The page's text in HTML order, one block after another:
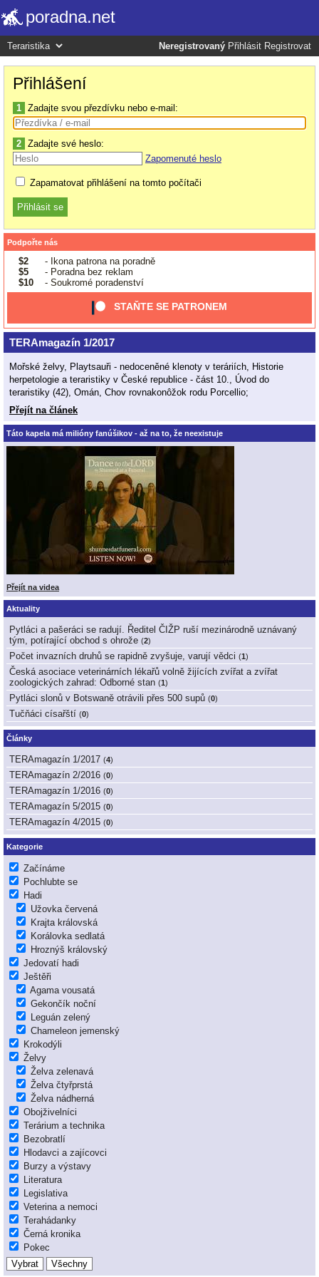
poradna.net
Neregistrovaný Přihlásit Registrovat
Přihlášení
1 Zadajte svou přezdívku nebo e-mail:
2 Zadajte své heslo:
Zapomenuté heslo
Zapamatovat přihlášení na tomto počítači
Podpořte nás
$2
- Ikona patrona na poradně
$5
- Poradna bez reklam
$10
- Soukromé poradenství
STAŇTE SE PATRONEM
TERAmagazín 1/2017
Mořské želvy, Playtsauři - nedoceněné klenoty v teráriích, Historie
herpetologie a teraristiky v České republice - část 10., Úvod do
teraristiky (42), Omán, Chov rovnakonôžok rodu Porcellio;
Přejít na článek
Táto kapela má milióny fanúšikov - až na to, že neexistuje
Přejít na videa
Aktuality
Pytláci a pašeráci se radují. Ředitel ČIŽP ruší mezinárodně uznávaný
tým, potírající obchod s ohrože (2)
Počet invazních druhů se rapidně zvyšuje, varují vědci (1)
Česká asociace veterinárních lékařů volně žijících zvířat a zvířat
zoologických zahrad: Odborné stan (1)
Pytláci slonů v Botswaně otrávili přes 500 supů (0)
Tučňáci císařští (0)
Články
TERAmagazín 1/2017 (4)
TERAmagazín 2/2016 (0)
TERAmagazín 1/2016 (0)
TERAmagazín 5/2015 (0)
TERAmagazín 4/2015 (0)
Kategorie
Začínáme
Pochlubte se
Hadi
Užovka červená
Krajta královská
Korálovka sedlatá
Hroznýš královský
Jedovatí hadi
Ještěři
Agama vousatá
Gekončík noční
Leguán zelený
Chameleon jemenský
Krokodýli
Želvy
Želva zelenavá
Želva čtyřprstá
Želva nádherná
Obojživelníci
Terárium a technika
Bezobratlí
Hlodavci a zajícovci
Burzy a výstavy
Literatura
Legislativa
Veterina a nemoci
Terahádanky
Černá kronika
Pokec